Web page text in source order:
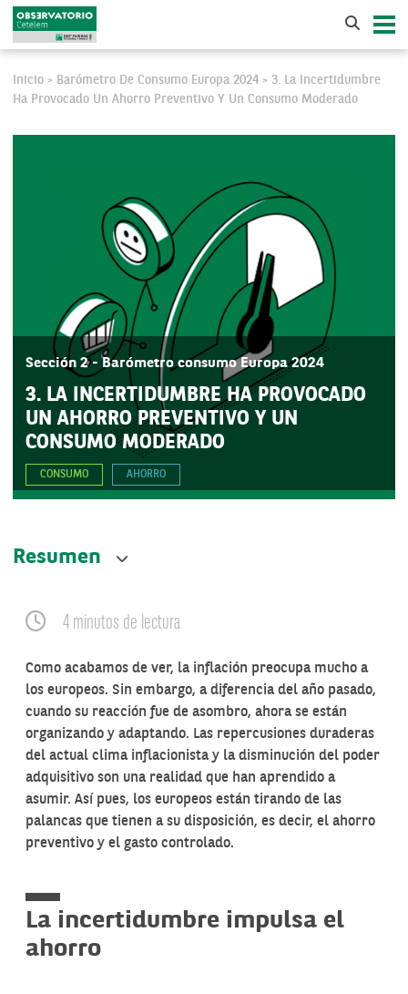
Inicio > Barómetro De Consumo Europa 2024 > 3. La Incertidumbre
Ha Provocado Un Ahorro Preventivo Y Un Consumo Moderado
Sección 2 - Barómetro consumo Europa 2024
3. LA INCERTIDUMBRE HA PROVOCADO
UN AHORRO PREVENTIVO Y UN
CONSUMO MODERADO
CONSUMO AHORRO
4 minutos de lectura
Como acabamos de ver, la inflación preocupa mucho a
los europeos. Sin embargo, a diferencia del año pasado,
cuando su reacción fue de asombro, ahora se están
organizando y adaptando. Las repercusiones duraderas
del actual clima inflacionista y la disminución del poder
adquisitivo son una realidad que han aprendido a
asumir. Así pues, los europeos están tirando de las
palancas que tienen a su disposición, es decir, el ahorro
preventivo y el gasto controlado.
La incertidumbre impulsa el
ahorro
Resumen